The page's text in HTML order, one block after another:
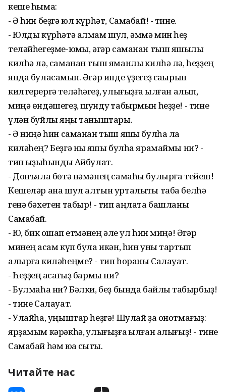
кеше һымаҡ:
- Ә һин беҙгә юл күрһәт, Самабай! - тине.
- Юлды күрһәтә алмам шул, әммә мин һеҙ
теләйһегеҙме-юҡмы, әгәр саманан тыш яҡшылыҡ
килһә лә, саманан тыш яманлыҡ килһә лә, һеҙҙең
янда буласаҡмын. Әгәр инде үҙегеҙ саҡырып
килтерергә теләһәгеҙ, ҡулығыҙға ҡылған алып,
миңә өндәшегеҙ, шундуҡ табырмын һеҙҙе! - тине
үлән буйлыҡ яңы таныштары.
- Ә ниңә һин саманан тыш яҡшы булһа ла
киләһең? Беҙгә ныҡ яҡшы булһа ярамаймы ни? -
тип ҡыҙыҡһынды Айбулат.
- Донъяла бөтә нәмәнең самаһы булырға тейеш!
Кешеләр ана шул алтын урталыҡты таба белһә
генә бәхетен табыр! - тип аңлата башланы
Самабай.
- Юҡ, бик оҡшап етмәнең әле ул һин миңә! Әгәр
минең аҡсам күп була икән, һин уны тартып
алырға киләһеңме? - тип һораны Салауат.
- Һеҙҙең аҡсағыҙ бармы ни?
- Булмаһа ни? Бәлки, беҙ бында байлыҡ табырбыҙ!
- тине Салауат.
- Улайһа, уңыштар һеҙгә! Шулай ҙа онотмағыҙ:
ярҙамым кәрәкһә, ҡулығыҙға ҡылған алығыҙ! - тине
Самабай һәм юҡҡа сыҡты.
Читайте нас